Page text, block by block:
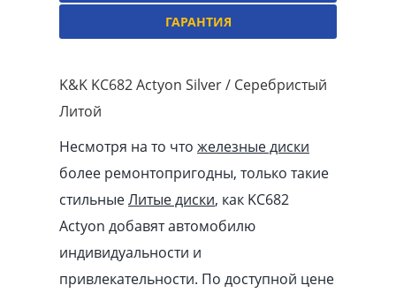
ГАРАНТИЯ
K&K KC682 Actyon Silver / Серебристый
Литой
Несмотря на то что железные диски
более ремонтопригодны, только такие
стильныеЛитые диски, как KC682
Actyon добавят автомобилю
индивидуальности и
привлекательности. По доступной цене